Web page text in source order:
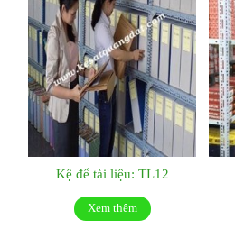
Kệ để tài liệu: TL12
Xem thêm